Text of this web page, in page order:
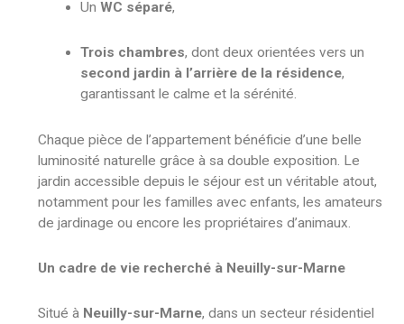
Un WC séparé,
Trois chambres, dont deux orientées vers un
second jardin à l’arrière de la résidence,
garantissant le calme et la sérénité.
Chaque pièce de l’appartement bénéficie d’une belle
luminosité naturelle grâce à sa double exposition. Le
jardin accessible depuis le séjour est un véritable atout,
notamment pour les familles avec enfants, les amateurs
de jardinage ou encore les propriétaires d’animaux.
Un cadre de vie recherché à Neuilly-sur-Marne
Situé à Neuilly-sur-Marne, dans un secteur résidentiel